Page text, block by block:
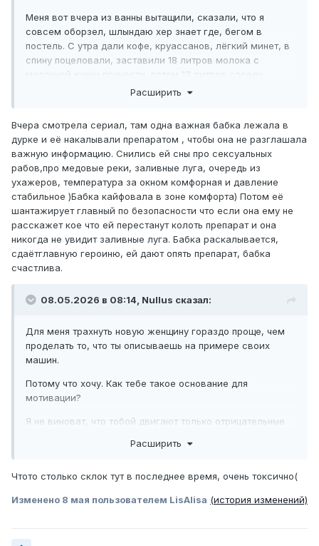
Меня вот вчера из ванны вытащили, сказали, что я
совсем оборзел, шлындаю хер знает где, бегом в
постель. С утра дали кофе, круассанов, лёгкий минет, в
спину поцеловали, заставили 18 литров молока с
молочной кухни принести, потом 12 литров соседу
отнести и выгнали на работу.
насосалась, я ей постоянно мешал и вытаскивал, а она
хотела помедитировать и кайфануть и сказала поесть
ананасов, она хочет провести древний эксперимент.
И блин... Вот я должен пойти в этот момент третью
искать? Вот когда?
Не нахер... Есть жена и есть любовница раз в месяцок,
как праздник, чтоб ждать с нетерпением.
Расширить
Вчера смотрела сериал, там одна важная бабка лежала в
дурке и её накалывали препаратом , чтобы она не разглашала
важную информацию. Снились ей сны про сексуальных
рабов,про медовые реки, заливные луга, очередь из
ухажеров, температура за окном комфорная и давление
стабильное )Бабка кайфовала в зоне комфорта) Потом её
шантажирует главный по безопасности что если она ему не
расскажет кое что ей перестанут колоть препарат и она
никогда не увидит заливные луга. Бабка раскалывается,
сдаётглавную героиню, ей дают опять препарат, бабка
счастлива.
08.05.2026 в 08:14, Nullus сказал:
Для меня трахнуть новую женщину гораздо проще, чем
проделать то, что ты описываешь на примере своих
машин.
Потому что хочу. Как тебе такое основание для
мотивации?
Я не виноват, что тобой двигают только отрицательные
Весьма красочное описание твоих будней. И главное в
Расширить
Чтото столько склок тут в последнее время, очень токсично(
Изменено 8 мая пользователем LisAlisa (история изменений)